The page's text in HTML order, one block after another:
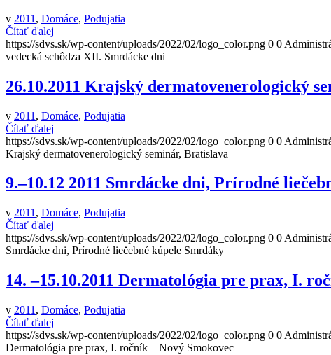
v 2011 , Domáce, Podujatia
Čítať ďalej
https://sdvs.sk/wp-content/uploads/2022/02/logo_color.png 0 0
vedecká schôdza XII. Smrdácke dni
26.10.2011 Krajský dermatovenerologický
v 2011 , Domáce, Podujatia
Čítať ďalej
https://sdvs.sk/wp-content/uploads/2022/02/logo_color.png 0 0
Krajský dermatovenerologický seminár, Bratislava
9.–10.12 2011 Smrdácke dni, Prírodné
v 2011 , Domáce, Podujatia
Čítať ďalej
https://sdvs.sk/wp-content/uploads/2022/02/logo_color.png 0 0
Smrdácke dni, Prírodné liečebné kúpele Smrdáky
14. –15.10.2011 Dermatológia pre prax, I.
v 2011 , Domáce, Podujatia
Čítať ďalej
https://sdvs.sk/wp-content/uploads/2022/02/logo_color.png 0 0
Dermatológia pre prax, I. ročník – Nový Smokovec